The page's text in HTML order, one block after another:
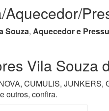
Souza, Aquecedor e
Vila Souza
CUMULIS,
outros, confira.